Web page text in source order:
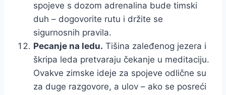
spojeve s dozom adrenalina bude timski
duh – dogovorite rutu i držite se
sigurnosnih pravila.
Pecanje na ledu. Tišina zaleđenog jezera i
škripa leda pretvaraju čekanje u meditaciju.
Ovakve zimske ideje za spojeve odlične su
za duge razgovore, a ulov – ako se posreći